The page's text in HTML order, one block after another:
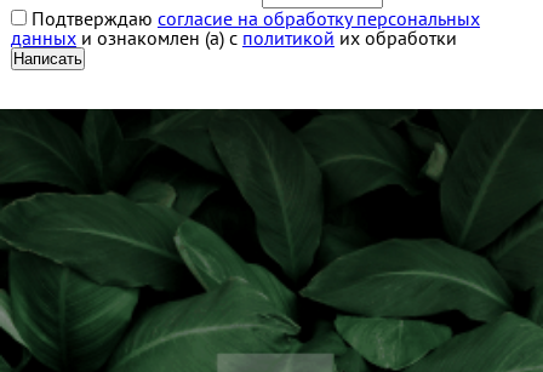
Подтверждаю согласие на обработку персональных
данныхи ознакомлен (а) с политикой их обработки